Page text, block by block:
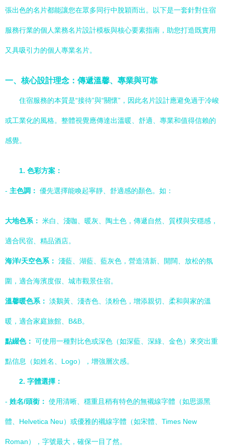
張出色的名片都能讓您在眾多同行中脫穎而出。以下是一套針對住宿
服務行業的個人業務名片設計模板與核心要素指南，助您打造既實用
又具吸引力的個人專業名片。
一、核心設計理念：傳遞溫馨、專業與可靠
住宿服務的本質是“接待”與“關懷”，因此名片設計應避免過于冷峻
或工業化的風格。整體視覺應傳達出溫暖、舒適、專業和值得信賴的
感覺。
1. 色彩方案：
- 主色調： 優先選擇能喚起寧靜、舒適感的顏色。如：
大地色系： 米白、淺咖、暖灰、陶土色，傳遞自然、質樸與安穩感，
適合民宿、精品酒店。
海洋/天空色系： 淺藍、湖藍、藍灰色，營造清新、開闊、放松的氛
圍，適合海濱度假、城市觀景住宿。
溫馨暖色系： 淡鵝黃、淺杏色、淡粉色，增添親切、柔和與家的溫
暖，適合家庭旅館、B&B。
點綴色： 可使用一種對比色或深色（如深藍、深綠、金色）來突出重
點信息（如姓名、Logo），增強層次感。
2. 字體選擇：
- 姓名/頭銜： 使用清晰、穩重且稍有特色的無襯線字體（如思源黑
體、Helvetica Neu）或優雅的襯線字體（如宋體、Times New
Roman），字號最大，確保一目了然。